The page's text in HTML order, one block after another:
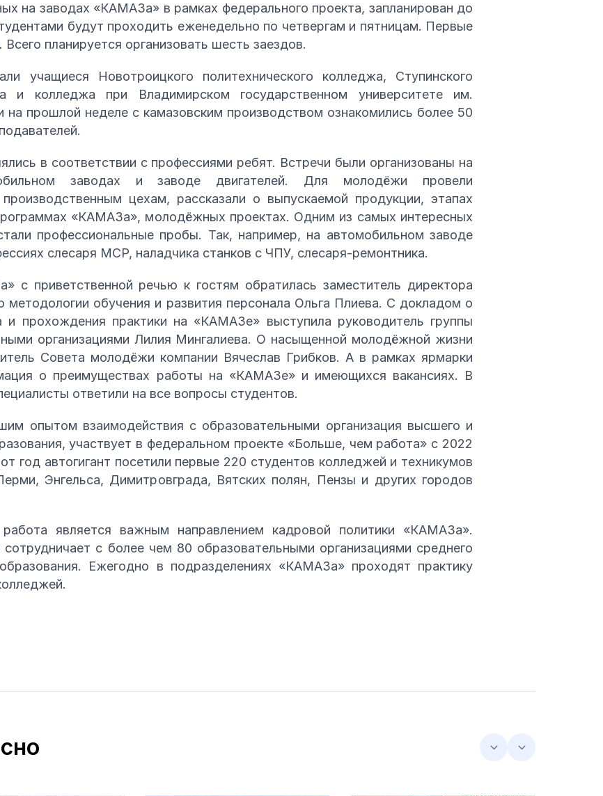
на заводах «КАМАЗа» в рамках федерального проекта, запланирован до
будут проходить еженедельно по четвергам и пятницам. Первые
планируется организовать шесть заездов.
учащиеся Новотроицкого политехнического колледжа, Ступинского
колледжа при Владимирском государственном университете им.
прошлой неделе с камазовским производством ознакомились более 50
в соответствии с профессиями ребят. Встречи были организованы на
заводах и заводе двигателей. Для молодёжи провели
цехам, рассказали о выпускаемой продукции, этапах
«КАМАЗа», молодёжных проектах. Одним из самых интересных
профессиональные пробы. Так, например, на автомобильном заводе
слесаря МСР, наладчика станков с ЧПУ, слесаря-ремонтника.
приветственной речью к гостям обратилась заместитель директора
методологии обучения и развития персонала Ольга Плиева. С докладом о
и прохождения практики на «КАМАЗе» выступила руководитель группы
организациями Лилия Мингалиева. О насыщенной молодёжной жизни
Совета молодёжи компании Вячеслав Грибков. А в рамках ярмарки
о преимуществах работы на «КАМАЗе» и имеющихся вакансиях. В
ответили на все вопросы студентов.
опытом взаимодействия с образовательными организация высшего и
участвует в федеральном проекте «Больше, чем работа» с 2022
год автогигант посетили первые 220 студентов колледжей и техникумов
Энгельса, Димитровграда, Вятских полян, Пензы и других городов
является важным направлением кадровой политики «КАМАЗа».
с более чем 80 образовательными организациями среднего
Ежегодно в подразделениях «КАМАЗа» проходят практику